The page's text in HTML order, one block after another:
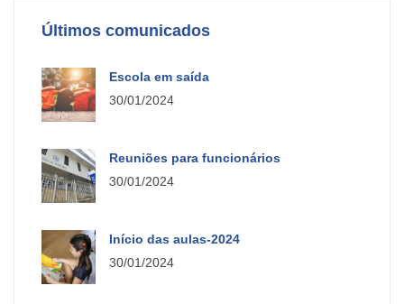
Últimos comunicados
Escola em saída
30/01/2024
Reuniões para funcionários
30/01/2024
Início das aulas-2024
30/01/2024